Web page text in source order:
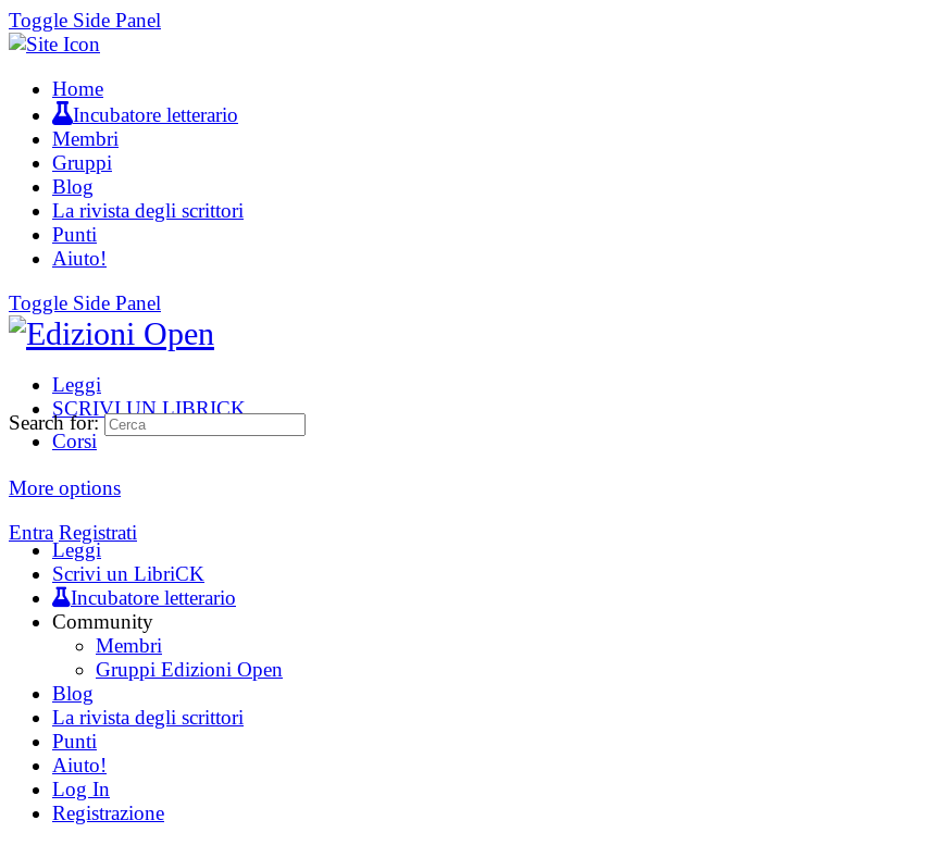
Toggle Side Panel
Home
Incubatore letterario
Membri
Gruppi
Blog
La rivista degli scrittori
Punti
Aiuto!
Toggle Side Panel
Leggi
SCRIVI UN LIBRICK
Corsi
More options
Entra Registrati
Search for:
Leggi
Scrivi un LibriCK
Incubatore letterario
Community
Membri
Gruppi Edizioni Open
Blog
La rivista degli scrittori
Punti
Aiuto!
Log In
Registrazione